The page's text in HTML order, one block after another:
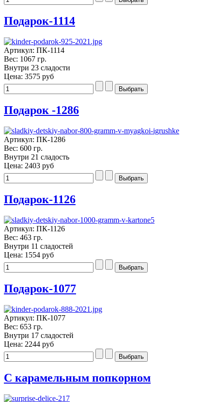
Подарок-1114
Артикул: ПК-1114
Вес: 1067 гр.
Внутри 23 сладости
Цена: 3575 руб
Подарок -1286
Артикул: ПК-1286
Вес: 600 гр.
Внутри 21 сладость
Цена: 2403 руб
Подарок-1126
Артикул: ПК-1126
Вес: 463 гр.
Внутри 11 сладостей
Цена: 1554 руб
Подарок-1077
Артикул: ПК-1077
Вес: 653 гр.
Внутри 17 сладостей
Цена: 2244 руб
С карамельным попкорном